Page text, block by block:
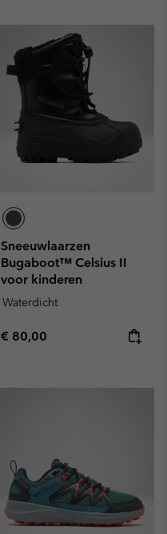
Sneeuwlaarzen
Bugaboot™ Celsius II
voor kinderen
Waterdicht
Regular price:
€ 80,00